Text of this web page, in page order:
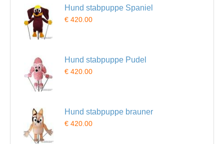
Hund stabpuppe Spaniel
€ 420.00
Hund stabpuppe Pudel
€ 420.00
Hund stabpuppe brauner
€ 420.00